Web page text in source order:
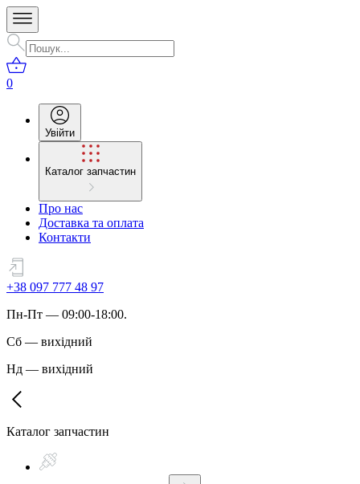
0
Увійти
Каталог запчастин
Про нас
Доставка та оплата
Контакти
+38 097 777 48 97
Пн-Пт — 09:00-18:00.
Сб — вихідний
Нд — вихідний
Каталог запчастин